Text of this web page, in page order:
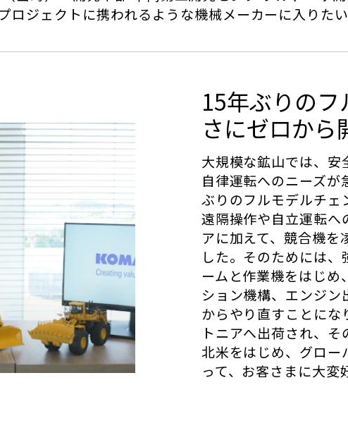
ロジェクトに携われるような機械メーカーに入りたい
15年ぶりの
さにゼロから
大規模な鉱山では、安
自律運転へのニーズ
ぶりのフルモデルチェ
遠隔操作や自立運転へ
アに加えて、競合機
した。そのためには
ームと作業機をはじめ
ション機構、エンジ
からやり直すことに
トニアへ出荷され、
北米をはじめ、グロー
って、お客さまに大変